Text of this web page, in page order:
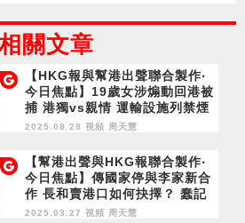
關文章
【HKG報與幫港出聲聯合製作‧
今日焦點】19歲女涉煽動回港被
捕 港獨vs親情 運輸設施列禁煙
區 8.31擴至272個 違例罰$1,5
2025.08.28 視頻 周天慧
【幫港出聲與HKG報聯合製作‧
今日焦點】傳國家停與李家新合
作 長和賣港口如何抉擇？ 蠢記
者抽秤局長救人 《明報》攞尾
2025.03.27 視頻 周天慧